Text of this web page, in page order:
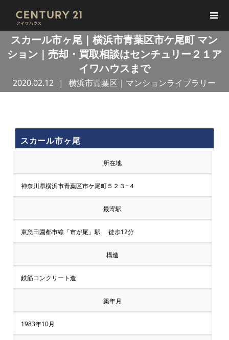
スカール市ヶ尾｜横浜市青葉区市ケ尾町 マン
ション｜売却・買取相談はセンチュリー２１ア
イワハウスまで
2020.02.12 横浜市青葉区｜マンションライブラリー
買
取
王
で
売
却・
取
談
スカール市ヶ尾
所在地
神奈川県横浜市青葉区市ケ尾町５２３−４
最寄駅
東急田園都市線「市が尾」駅 徒歩12分
構造
鉄筋コンクリート造
築年月
1983年10月